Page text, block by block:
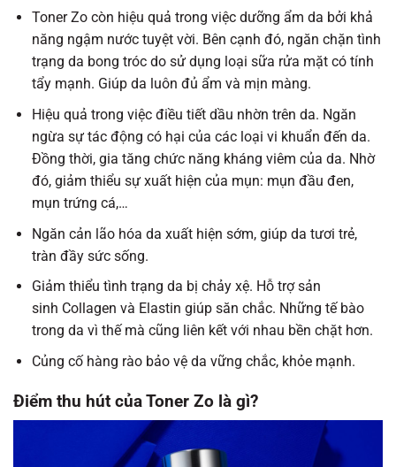
Toner Zo còn hiệu quả trong việc dưỡng ẩm da bởi khả
năng ngậm nước tuyệt vời. Bên cạnh đó, ngăn chặn tình
trạng da bong tróc do sử dụng loại sữa rửa mặt có tính
tẩy mạnh. Giúp da luôn đủ ẩm và mịn màng.
Hiệu quả trong việc điều tiết dầu nhờn trên da. Ngăn
ngừa sự tác động có hại của các loại vi khuẩn đến da.
Đồng thời, gia tăng chức năng kháng viêm của da. Nhờ
đó, giảm thiểu sự xuất hiện của mụn: mụn đầu đen,
mụn trứng cá,…
Ngăn cản lão hóa da xuất hiện sớm, giúp da tươi trẻ,
tràn đầy sức sống.
Giảm thiểu tình trạng da bị chảy xệ. Hỗ trợ sản
sinh Collagen và Elastin giúp săn chắc. Những tế bào
trong da vì thế mà cũng liên kết với nhau bền chặt hơn.
Củng cố hàng rào bảo vệ da vững chắc, khỏe mạnh.
Điểm thu hút của Toner Zo là gì?